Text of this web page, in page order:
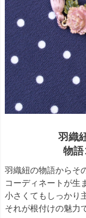
羽織
物語
羽織紐の物語からそ
コーディネートが生
小さくてもしっかり
それが根付けの魅力